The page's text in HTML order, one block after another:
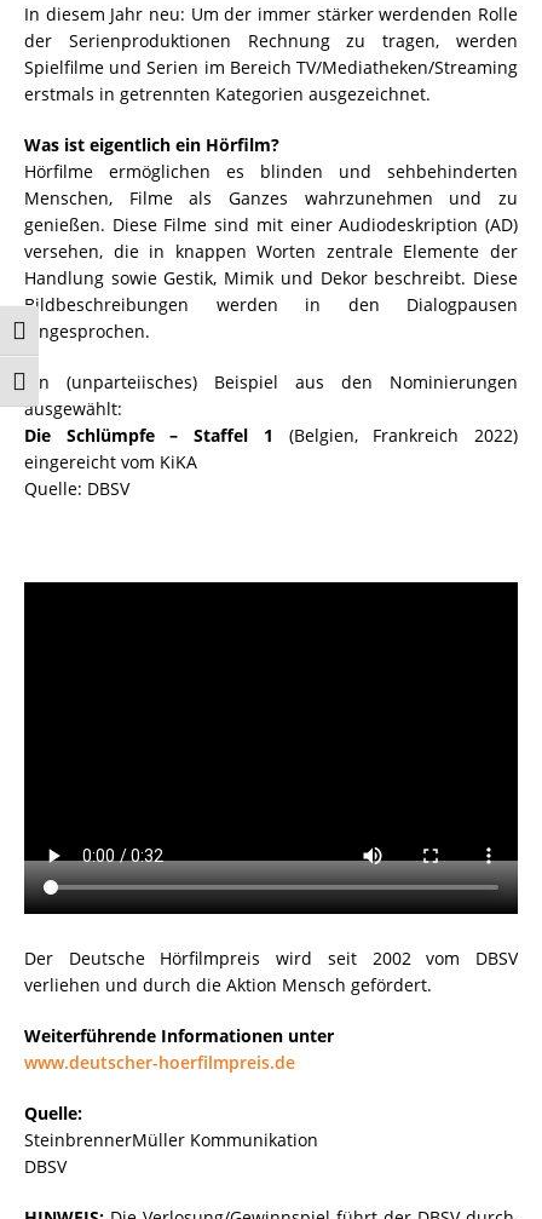
Umschalten auf hohe Kontraste
Schrift vergrößern
In diesem Jahr neu: Um der immer stärker werdenden Rolle
der Serienproduktionen Rechnung zu tragen, werden
Spielfilme und Serien im Bereich TV/Mediatheken/Streaming
erstmals in getrennten Kategorien ausgezeichnet.
Was ist eigentlich ein Hörfilm?
Hörfilme ermöglichen es blinden und sehbehinderten
Menschen, Filme als Ganzes wahrzunehmen und zu
genießen. Diese Filme sind mit einer Audiodeskription (AD)
versehen, die in knappen Worten zentrale Elemente der
Handlung sowie Gestik, Mimik und Dekor beschreibt. Diese
Bildbeschreibungen werden in den Dialogpausen
eingesprochen.
Ein (unparteiisches) Beispiel aus den Nominierungen
ausgewählt:
Die Schlümpfe – Staffel 1 (Belgien, Frankreich 2022)
eingereicht vom KiKA
Quelle: DBSV
Der Deutsche Hörfilmpreis wird seit 2002 vom DBSV
verliehen und durch die Aktion Mensch gefördert.
Weiterführende Informationen unter
www.deutscher-hoerfilmpreis.de
Quelle:
SteinbrennerMüller Kommunikation
DBSV